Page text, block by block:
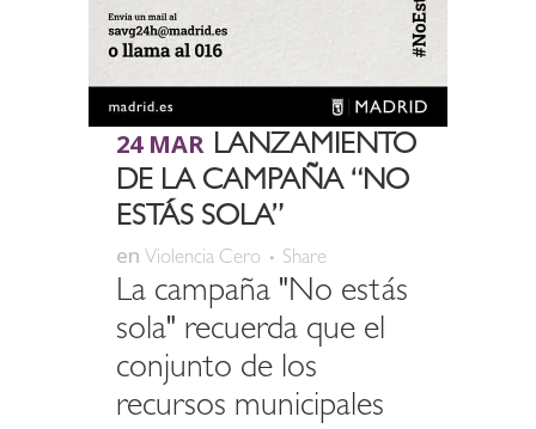
24 MAR LANZAMIENTO
DE LA CAMPAÑA “NO
ESTÁS SOLA”
en Violencia Cero Share
La campaña "No estás
sola" recuerda que el
conjunto de los
recursos municipales